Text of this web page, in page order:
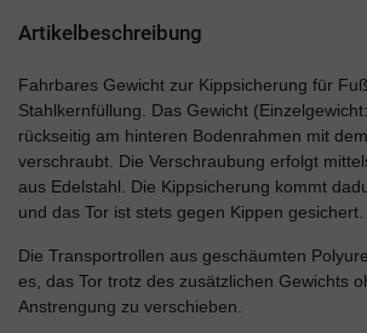
Artikelbeschreibung
Fahrbares Gewicht zur Kippsicherung für
Stahlkernfüllung. Das Gewicht
rückseitig am hinteren Bodenrahmen mit
verschraubt. Die Verschraubung erfolgt
aus Edelstahl. Die Kippsicherung kommt
und das Tor ist stets gegen Kippen gesichert.
Die Transportrollen aus geschäumten
es, das Tor trotz des zusätzlichen Gewichts
Anstrengung zu verschieben.